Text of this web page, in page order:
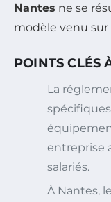
Nantes ne se
modèle venu sur
POINTS CLÉS
La
entreprise
salariés.
À Nantes,